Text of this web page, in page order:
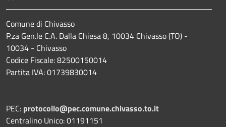
Comune di Chivasso
P.za Gen.le C.A. Dalla Chiesa 8, 10034 Chivasso (TO) -
10034 - Chivasso
Codice Fiscale: 82500150014
Partita IVA: 01739830014
PEC: protocollo@pec.comune.chivasso.to.it
Centralino Unico: 01191151